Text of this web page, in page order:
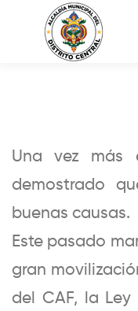
ATLAS MUNICIPAL
PORTAL DE
Buscar:
Una vez más
demostrado
buenas causas.
Este pasado
gran
del CAF, la